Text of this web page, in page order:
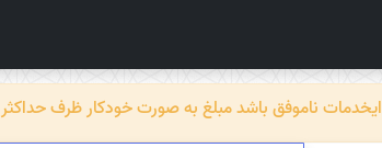
باشد مبلغ به صورت خودکار ظرف حداکثر 72 ساعت کاری به حسابتان برمی‌گردد.